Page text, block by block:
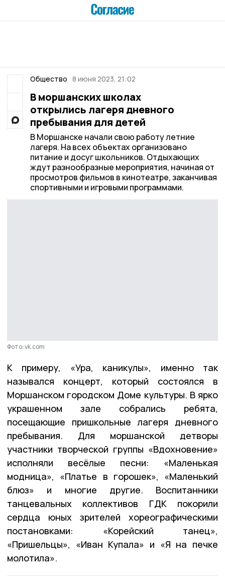
Общество 8 июня 2023, 21:02
В моршанских школах
открылись лагеря дневного
пребывания для детей
В Моршанске начали свою работу летние
лагеря. На всех объектах организовано
питание и досуг школьников. Отдыхающих
ждут разнообразные мероприятия, начиная от
просмотров фильмов в кинотеатре, заканчивая
спортивными и игровыми программами.
Фото: vk.com
К примеру, «Ура, каникулы», именно так
назывался концерт, который состоялся в
Моршанском городском Доме культуры. В ярко
украшенном зале собрались ребята,
посещающие пришкольные лагеря дневного
пребывания. Для моршанской детворы
участники творческой группы «Вдохновение»
исполняли весёлые песни: «Маленькая
модница», «Платье в горошек», «Маленький
блюз» и многие другие. Воспитанники
танцевальных коллективов ГДК покорили
сердца юных зрителей хореографическими
постановками: «Корейский танец»,
«Пришельцы», «Иван Купала» и «Я на печке
молотила».